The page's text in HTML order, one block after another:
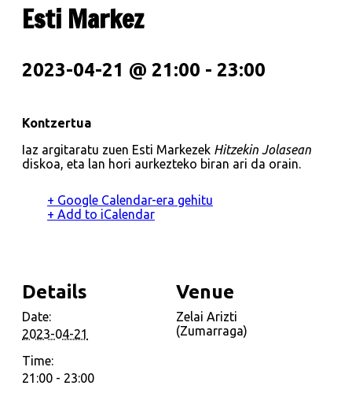
Esti Markez
2023-04-21 @ 21:00 - 23:00
Kontzertua
Iaz argitaratu zuen Esti Markezek Hitzekin Jolasean
diskoa, eta lan hori aurkezteko biran ari da orain.
+ Google Calendar-era gehitu
+ Add to iCalendar
Details
Date:
2023-04-21
Time:
21:00 - 23:00
Venue
Zelai Arizti
(Zumarraga)